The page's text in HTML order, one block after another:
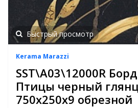
Быстрый просмотр
Kerama Marazzi
SST\A03\12000R
Птицы черный
750х250х9 обрезной